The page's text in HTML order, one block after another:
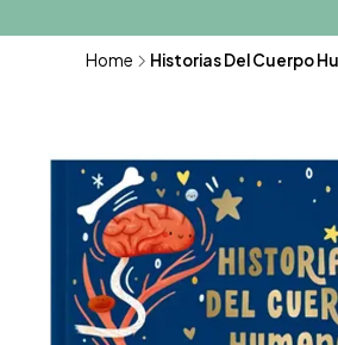
Home Historias Del Cuerpo